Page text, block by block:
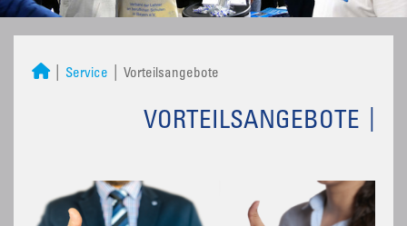
Service Vorteilsangebote
VORTEILSANGEBOTE